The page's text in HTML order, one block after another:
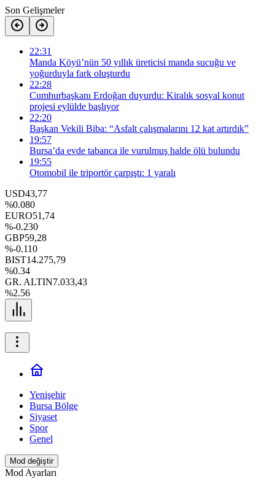
Son Gelişmeler
22:31
Manda Köyü’nün 50 yıllık üreticisi manda sucuğu ve
yoğurduyla fark oluşturdu
22:28
Cumhurbaşkanı Erdoğan duyurdu: Kiralık sosyal konut
projesi eylülde başlıyor
22:20
Başkan Vekili Biba: “Asfalt çalışmalarını 12 kat artırdık”
19:57
Bursa’da evde tabanca ile vurulmuş halde ölü bulundu
19:55
Otomobil ile triportör çarpıştı: 1 yaralı
USD43,77
%0.080
EURO51,74
%-0.230
GBP59,28
%-0.110
BIST14.275,79
%0.34
GR. ALTIN7.033,43
%2.56
Yenişehir
Bursa Bölge
Siyaset
Spor
Genel
Mod değiştir
Mod Ayarları